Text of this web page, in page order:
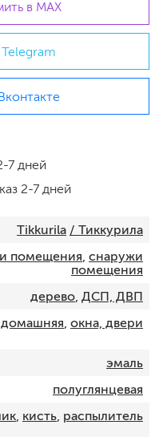
в MAX
7 дней
2-7 дней
Tikkurila / Тиккурила
помещения снаружи
помещения
дерево, ДСП, ДВП
окна, двери
эмаль
полуглянцевая
, кисть, распылитель